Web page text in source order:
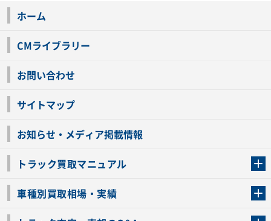
ホーム
CMライブラリー
お問い合わせ
サイトマップ
お知らせ・メディア掲載情報
トラック買取マニュアル
車種別買取相場・実績